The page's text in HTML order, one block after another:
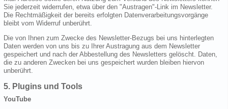
Sie jederzeit widerrufen, etwa über den "Austragen"-Link im Newsletter.
Die Rechtmäßigkeit der bereits erfolgten Datenverarbeitungsvorgänge
bleibt vom Widerruf unberührt.
Die von Ihnen zum Zwecke des Newsletter-Bezugs bei uns hinterlegten
Daten werden von uns bis zu Ihrer Austragung aus dem Newsletter
gespeichert und nach der Abbestellung des Newsletters gelöscht. Daten,
die zu anderen Zwecken bei uns gespeichert wurden bleiben hiervon
unberührt.
5. Plugins und Tools
YouTube